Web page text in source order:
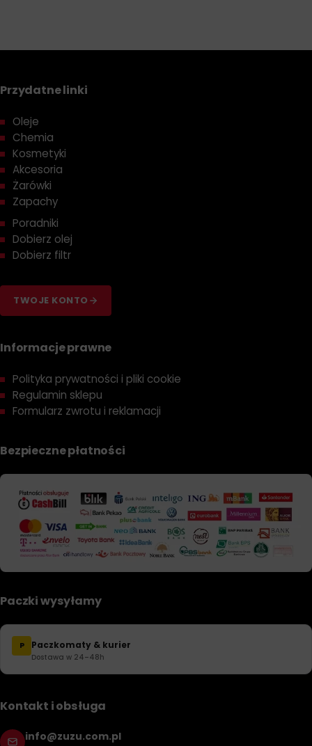
Przydatne linki
Oleje
Chemia
Kosmetyki
Akcesoria
Żarówki
Zapachy
Poradniki
Dobierz olej
Dobierz filtr
TWOJE KONTO
Informacje prawne
Polityka prywatności i pliki cookie
Regulamin sklepu
Formularz zwrotu i reklamacji
Bezpieczne płatności
Paczki wysyłamy
P Paczkomaty & kurier
Dostawa w 24–48h
Kontakt i obsługa
info@zuzu.com.pl